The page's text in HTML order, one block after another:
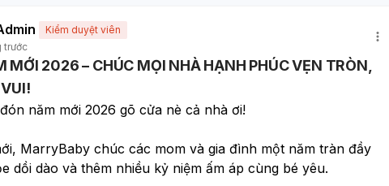
Kiểm duyệt viên
trước
MỚI 2026 – CHÚC MỌI NHÀ HẠNH PHÚC VẸN TRÒN,
năm mới 2026 gõ cửa nè cả nhà ơi!
MarryBaby chúc các mom và gia đình một năm tràn đầy
dồi dào và thêm nhiều kỷ niệm ấm áp cùng bé yêu.